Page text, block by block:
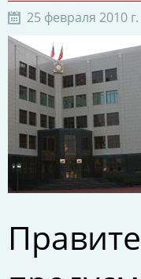
25 февраля 2010 г.